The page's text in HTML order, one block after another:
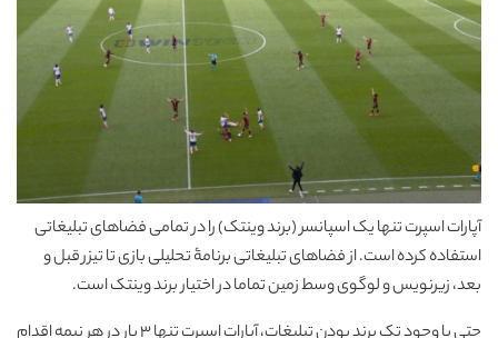
آپارات اسپرت تنها یک اسپانسر (برند وینتک) را در تمامی فضاهای تبلیغاتی
استفاده کرده است. از فضاهای تبلیغاتی برنامۀ تحلیلی بازی تا تیزر قبل و
بعد، زیرنویس و لوگوی وسط زمین تماما در اختیار برند وینتک است.